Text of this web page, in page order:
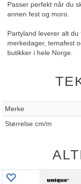
Passer perfekt når du
annen fest og moro.
Partyland leverer alt
merkedager, temafest
butikker i hele Norge.
Merke
Størrelse cm/m